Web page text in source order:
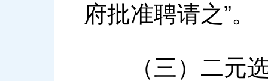
府批准聘请之”。
（三）二元选